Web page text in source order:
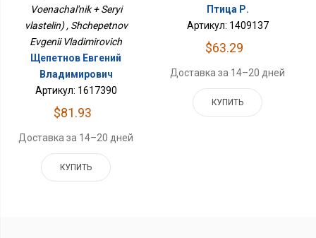
Voenachal'nik + Seryi
vlastelin) , Shchepetnov
Evgenii Vladimirovich
Щепетнов Евгений
Владимирович
Артикул: 1617390
$81.93
Доставка за 14–20 дней
КУПИТЬ
Птица Р.
Артикул: 1409137
$63.29
Доставка за 14–20 дней
КУПИТЬ